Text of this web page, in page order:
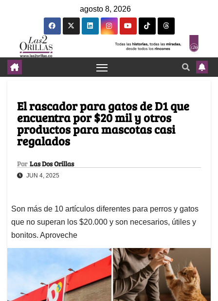
agosto 8, 2026
El rascador para gatos de D1 que
encuentra por $20 mil y otros
productos para mascotas casi
regalados
Por Las Dos Orillas
JUN 4, 2025
Son más de 10 artículos diferentes para perros y gatos
que no superan los $20.000 y son necesarios, útiles y
bonitos. Aproveche